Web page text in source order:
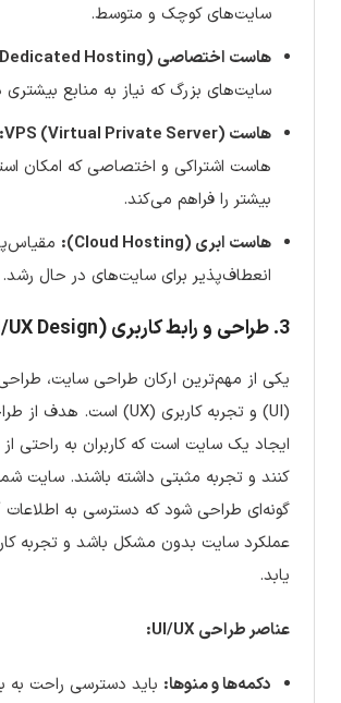
سایت‌های کوچک و متوسط.
هاست اختصاصی (Dedicated Hosting):
سایت‌های بزرگ که نیاز به منابع بیشتری
هاست VPS (Virtual Private Server):
هاست اشتراکی و اختصاصی که امکان
بیشتر را فراهم می‌کند.
هاست ابری (Cloud Hosting):
انعطاف‌پذیر برای سایت‌های در حال رشد.
3. طراحی و رابط کاربری (UI/UX Design)
یکی از مهم‌ترین ارکان طراحی سایت، طراحی
ایجاد یک سایت است که کاربران به راحتی از
کنند و تجربه مثبتی داشته باشند. سایت
گونه‌ای طراحی شود که دسترسی به اطلاعات
عملکرد سایت بدون مشکل باشد و تجربه
یابد.
عناصر طراحی UI/UX:
دکمه‌ها و منوها: باید دسترسی راحت